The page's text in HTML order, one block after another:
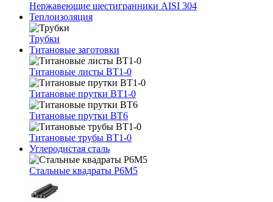
Нержавеющие шестигранники AISI 304
Теплоизоляция
Трубки
Титановые заготовки
Титановые листы ВТ1-0
Титановые прутки ВТ1-0
Титановые прутки ВТ6
Титановые трубы ВТ1-0
Углеродистая сталь
Стальные квадраты Р6М5